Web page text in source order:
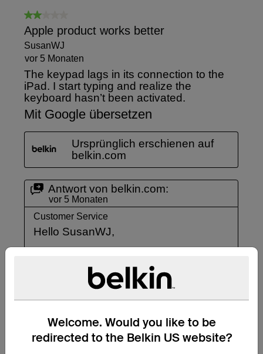
Welcome. Would you like to be
redirected to the Belkin US website?